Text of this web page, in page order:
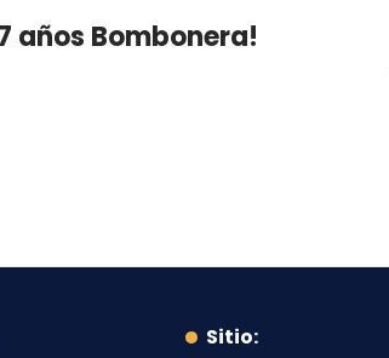
años Bombonera!
Sitio: